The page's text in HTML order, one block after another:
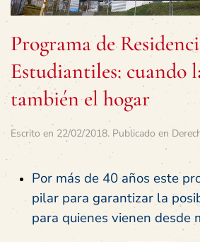
Programa de
Estudiantiles: cuando
también el hogar
Escrito en 22/02/2018. Publicado en
Por más de 40 años este
pilar para garantizar la
para quienes vienen desde